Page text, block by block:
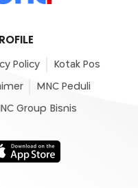
Policy Kotak Pos
MNC Peduli
Group Bisnis